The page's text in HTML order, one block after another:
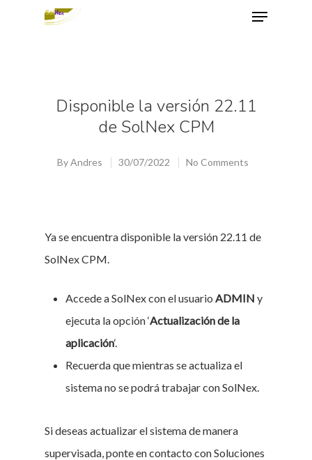
Disponible la versión 22.11
de SolNex CPM
ByAndres 30/07/2022 No Comments
Ya se encuentra disponible la versión 22.11 de
SolNex CPM.
Accede a SolNex con el usuario ADMIN y
ejecuta la opción ‘Actualización de la
aplicación‘.
Recuerda que mientras se actualiza el
sistema no se podrá trabajar con SolNex.
Si deseas actualizar el sistema de manera
supervisada, ponte en contacto con Soluciones